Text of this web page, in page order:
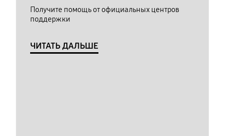
Получите помощь от официальных центров
поддержки
ЧИТАТЬ ДАЛЬШЕ